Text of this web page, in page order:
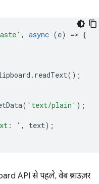
, async (e) => {
. readText();
( 'text/plain' );
' , text);
API से पहले, वेब ब्राउज़र